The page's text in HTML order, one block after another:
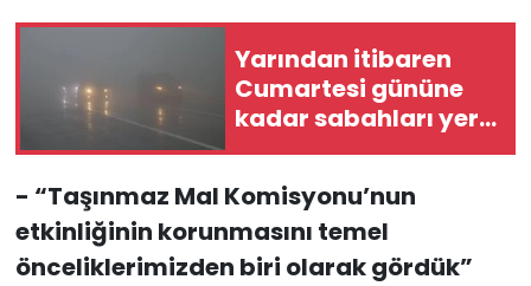
Yarından itibaren
Cumartesi gününe
kadar sabahları yer
yer sis olacak
- “Taşınmaz Mal Komisyonu’nun
etkinliğinin korunmasını temel
önceliklerimizden biri olarak gördük”